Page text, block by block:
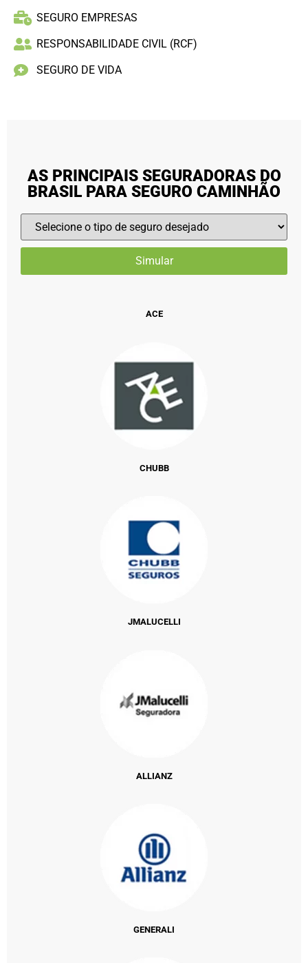
SEGURO EMPRESAS
RESPONSABILIDADE CIVIL (RCF)
SEGURO DE VIDA
AS PRINCIPAIS SEGURADORAS DO
BRASIL PARA SEGURO CAMINHÃO
ACE
CHUBB
JMALUCELLI
ALLIANZ
GENERALI